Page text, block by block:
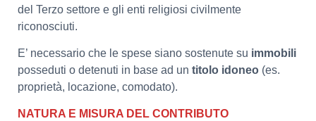
del Terzo settore e gli enti religiosi civilmente
riconosciuti.
E’ necessario che le spese siano sostenute su immobili
posseduti o detenuti in base ad un titolo idoneo (es.
proprietà, locazione, comodato).
NATURA E MISURA DEL CONTRIBUTO